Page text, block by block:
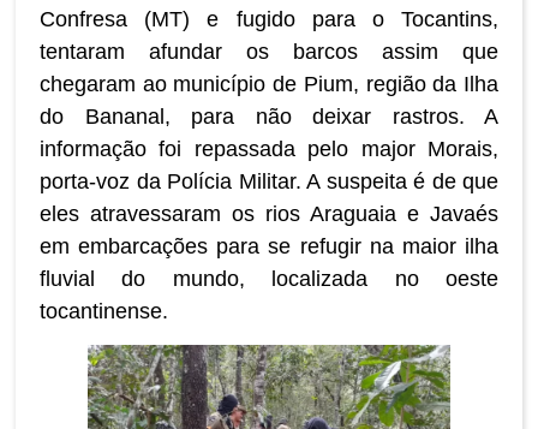
Confresa (MT) e fugido para o Tocantins,
tentaram afundar os barcos assim que
chegaram ao município de Pium, região da Ilha
do Bananal, para não deixar rastros. A
informação foi repassada pelo major Morais,
porta-voz da Polícia Militar. A suspeita é de que
eles atravessaram os rios Araguaia e Javaés
em embarcações para se refugir na maior ilha
fluvial do mundo, localizada no oeste
tocantinense.